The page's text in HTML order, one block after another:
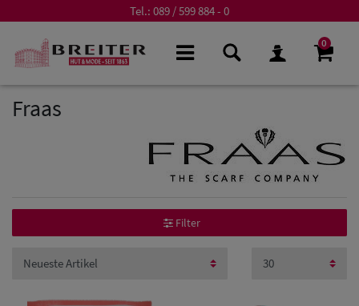
Tel.: 089 / 599 884 - 0
0
Fraas
Filter